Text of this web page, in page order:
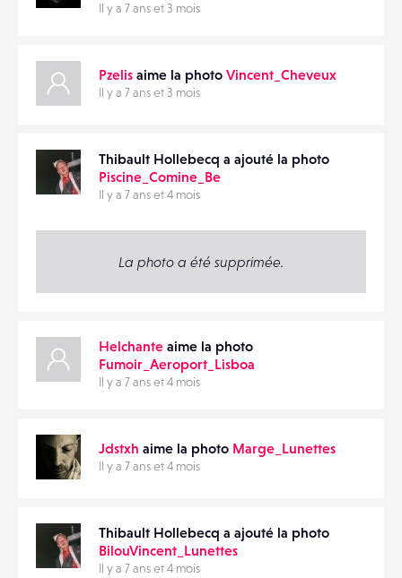
ÉVÉNEMENTS
Il y a 7 ans et 3 mois
Pzelis aime la photo Vincent_Cheveux
Il y a 7 ans et 3 mois
Thibault Hollebecq a ajouté la photo
Piscine_Comine_Be
Il y a 7 ans et 4 mois
La photo a été supprimée.
Helchante aime la photo
Fumoir_Aeroport_Lisboa
Il y a 7 ans et 4 mois
Jdstxh aime la photo Marge_Lunettes
Il y a 7 ans et 4 mois
Thibault Hollebecq a ajouté la photo
BilouVincent_Lunettes
Il y a 7 ans et 4 mois